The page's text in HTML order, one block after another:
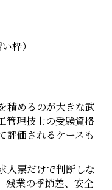
枠）
積めるのが大きな武
管理技士の受験資格
評価されるケースも
人票だけで判断しな
残業の季節差、安全